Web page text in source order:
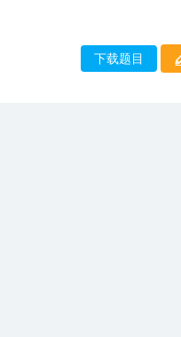
下载题目